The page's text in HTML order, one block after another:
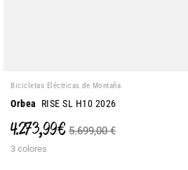
Bicicletas Eléctricas de Montaña
Orbea RISE SL H10 2026
4.273,99 € 5.699,00 €
3 colores